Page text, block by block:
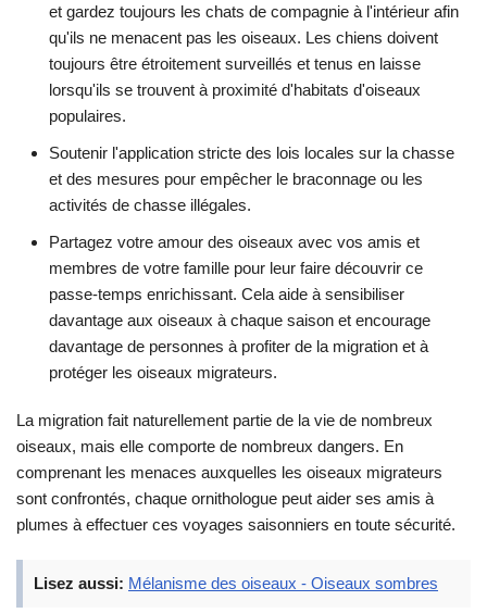
et gardez toujours les chats de compagnie à l'intérieur afin
qu'ils ne menacent pas les oiseaux. Les chiens doivent
toujours être étroitement surveillés et tenus en laisse
lorsqu'ils se trouvent à proximité d'habitats d'oiseaux
populaires.
Soutenir l'application stricte des lois locales sur la chasse
et des mesures pour empêcher le braconnage ou les
activités de chasse illégales.
Partagez votre amour des oiseaux avec vos amis et
membres de votre famille pour leur faire découvrir ce
passe-temps enrichissant. Cela aide à sensibiliser
davantage aux oiseaux à chaque saison et encourage
davantage de personnes à profiter de la migration et à
protéger les oiseaux migrateurs.
La migration fait naturellement partie de la vie de nombreux
oiseaux, mais elle comporte de nombreux dangers. En
comprenant les menaces auxquelles les oiseaux migrateurs
sont confrontés, chaque ornithologue peut aider ses amis à
plumes à effectuer ces voyages saisonniers en toute sécurité.
Lisez aussi: Mélanisme des oiseaux - Oiseaux sombres